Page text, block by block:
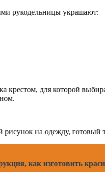
рукодельницы украшают:
крестом, для которой
на одежду, готовый
как изготовить